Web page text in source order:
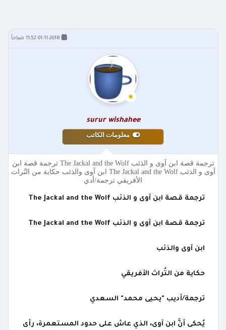
01-11-2018 11:52 صباحاً
surur wishahee
معلومات الكاتب
ترجمة قصة ابن آوى و الذئب The Jackal and the Wolf ترجمة قصة ابن
آوى و الذئب The Jackal and the Wolf ابن آوى والذئب حكاية من التُراث
الأفريقي ترجمة/أدي
ترجمة قصة ابن آوى و الذئب The Jackal and the Wolf
ترجمة قصة ابن آوى و الذئب The Jackal and the Wolf
ابن آوى والذئب
حكاية من التُراث الأفريقي
ترجمة/أديب "يحيى محمد" السعدي
يُحكى أنَّ ابن آوى، الذي عاش على حدود المستعمرة، رأى